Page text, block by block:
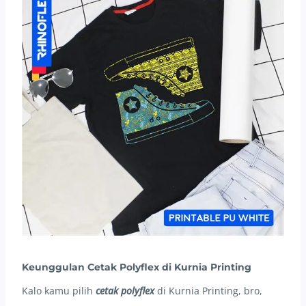
Keunggulan Cetak Polyflex di Kurnia Printing
Kalo kamu pilih cetak polyflexdi Kurnia Printing, bro,